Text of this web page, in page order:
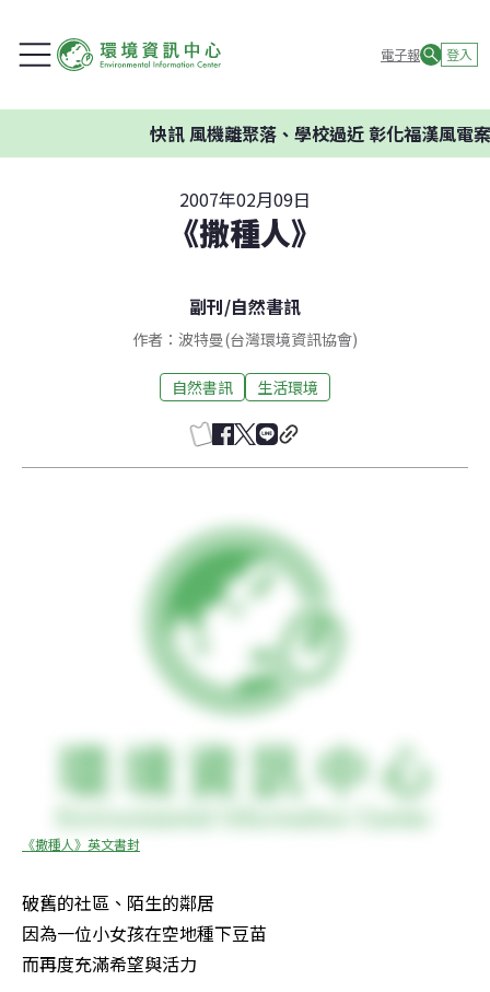
電子報 登入
快訊風機離聚落、學校過近 彰化福漢風電案環
2007年02月09日
《撒種人》
副刊/自然書訊
作者：波特曼(台灣環境資訊協會)
自然書訊 生活環境
《撒種人》英文書封
破舊的社區、陌生的鄰居
因為一位小女孩在空地種下豆苗
而再度充滿希望與活力